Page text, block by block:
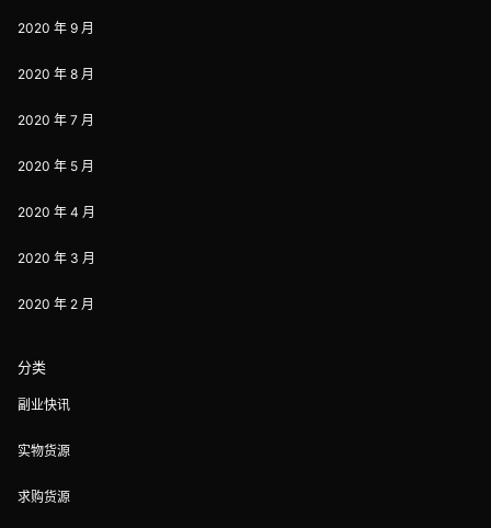
2020 年 9 月
2020 年 8 月
2020 年 7 月
2020 年 5 月
2020 年 4 月
2020 年 3 月
2020 年 2 月
分类
副业快讯
实物货源
求购货源